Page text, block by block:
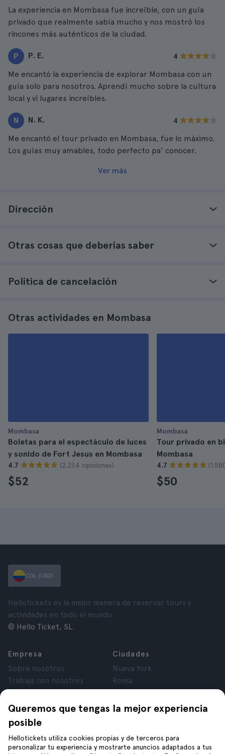
La experiencia en Mombasa fue increíble, con un guía
privado que realmente sabía mucho y nos mostró los
rincones más auténticos de la ciudad.
P P. E. 4
Me encantó la experiencia de explorar Mombasa con un
guía solo para nosotros. Aprendí mucho sobre la cultura
local y vi lugares increíbles.
N N. K. 4
Me encantó el tour privado en Mombasa, fue lo máximo.
Los guías muy amables, todo perfecto pa' conocer.
Ver más
Dirección
Otras cosas que deberías saber
Política de cancelación
Otras actividades en Mombasa
Mombasa
Boletas para el espectáculo de luces
y sonido de Fort Jesus en Mombasa
4.7 (2.234 opiniones)
$52
Mombasa
Tour privado en
Mombasa
4.7
$50
Queremos que tengas la mejor experiencia
posible
Hellotickets utiliza cookies propias y de terceros para
personalizar tu experiencia y mostrarte anuncios adaptados a tus
COL (USD)
Hellotickets es la mejor manera de reservar tours y
actividades en todo el mundo.
© Hello Ticket, SL.
Empresa
Sobre nosotros
Trabaja con nosotros
Opiniones
Privacidad
Términos y Condiciones
Aviso Legal
Ciudades
Nueva York
Roma
Londres
Granada
Tenerife